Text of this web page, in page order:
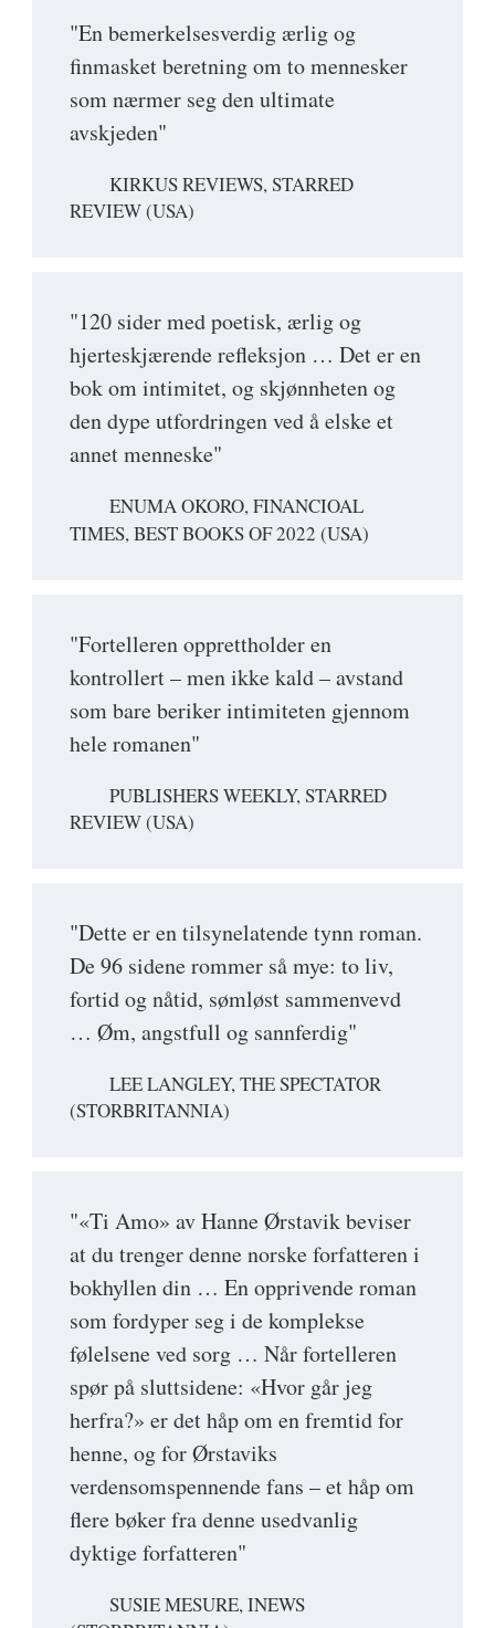
"En bemerkelsesverdig ærlig og
finmasket beretning om to mennesker
som nærmer seg den ultimate
avskjeden"
KIRKUS REVIEWS, STARRED
REVIEW (USA)
"120 sider med poetisk, ærlig og
hjerteskjærende refleksjon … Det er en
bok om intimitet, og skjønnheten og
den dype utfordringen ved å elske et
annet menneske"
ENUMA OKORO, FINANCIOAL
TIMES, BEST BOOKS OF 2022 (USA)
"Fortelleren opprettholder en
kontrollert – men ikke kald – avstand
som bare beriker intimiteten gjennom
hele romanen"
PUBLISHERS WEEKLY, STARRED
REVIEW (USA)
"Dette er en tilsynelatende tynn roman.
De 96 sidene rommer så mye: to liv,
fortid og nåtid, sømløst sammenvevd
… Øm, angstfull og sannferdig"
LEE LANGLEY, THE SPECTATOR
(STORBRITANNIA)
"«Ti Amo» av Hanne Ørstavik beviser
at du trenger denne norske forfatteren i
bokhyllen din … En opprivende roman
som fordyper seg i de komplekse
følelsene ved sorg … Når fortelleren
spør på sluttsidene: «Hvor går jeg
herfra?» er det håp om en fremtid for
henne, og for Ørstaviks
verdensomspennende fans – et håp om
flere bøker fra denne usedvanlig
dyktige forfatteren"
SUSIE MESURE, INEWS